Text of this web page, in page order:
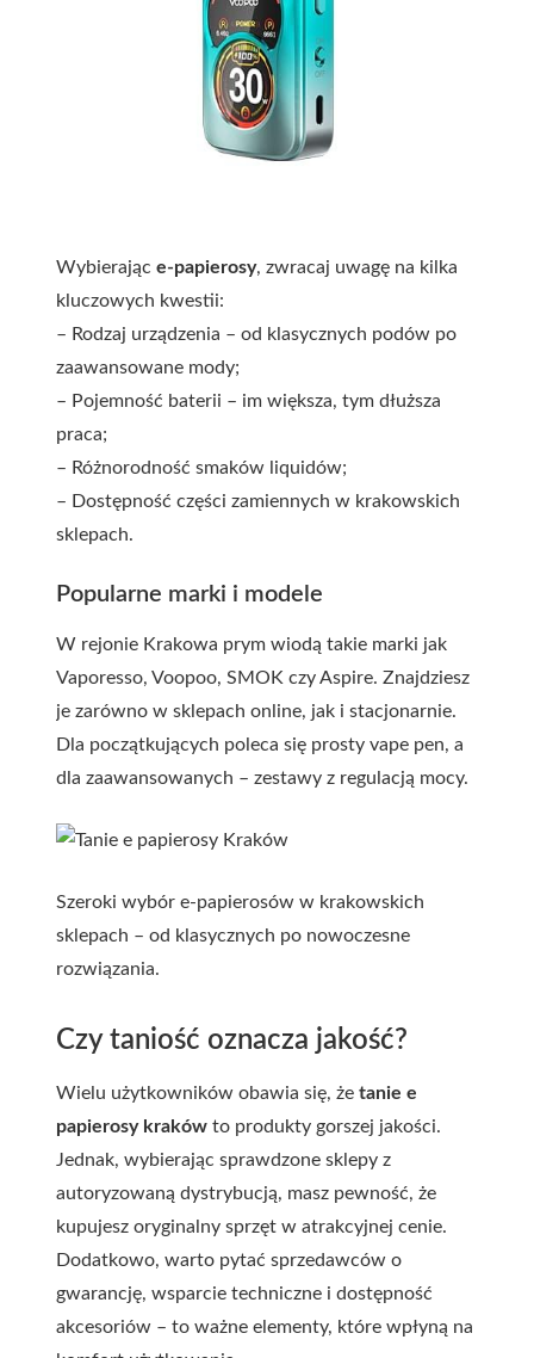
Wybierając e-papierosy, zwracaj uwagę na kilka
kluczowych kwestii:
– Rodzaj urządzenia – od klasycznych podów po
zaawansowane mody;
– Pojemność baterii – im większa, tym dłuższa
praca;
– Różnorodność smaków liquidów;
– Dostępność części zamiennych w krakowskich
sklepach.
Popularne marki i modele
W rejonie Krakowa prym wiodą takie marki jak
Vaporesso, Voopoo, SMOK czy Aspire. Znajdziesz
je zarówno w sklepach online, jak i stacjonarnie.
Dla początkujących poleca się prosty vape pen, a
dla zaawansowanych – zestawy z regulacją mocy.
Szeroki wybór e-papierosów w krakowskich
sklepach – od klasycznych po nowoczesne
rozwiązania.
Czy taniość oznacza jakość?
Wielu użytkowników obawia się, że tanie e
papierosy kraków to produkty gorszej jakości.
Jednak, wybierając sprawdzone sklepy z
autoryzowaną dystrybucją, masz pewność, że
kupujesz oryginalny sprzęt w atrakcyjnej cenie.
Dodatkowo, warto pytać sprzedawców o
gwarancję, wsparcie techniczne i dostępność
akcesoriów – to ważne elementy, które wpłyną na